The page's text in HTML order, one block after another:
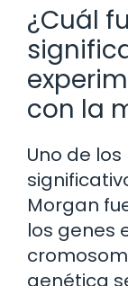
¿Cuál
con la
Uno de
Morgan
los genes
genética